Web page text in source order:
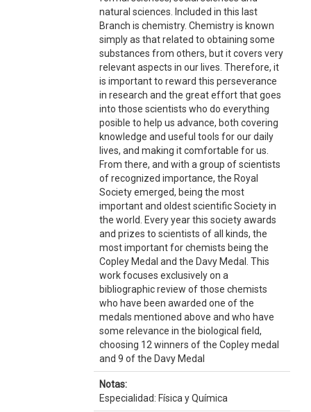
natural sciences. Included in this last
Branch is chemistry. Chemistry is known
simply as that related to obtaining some
substances from others, but it covers very
relevant aspects in our lives. Therefore, it
is important to reward this perseverance
in research and the great effort that goes
into those scientists who do everything
posible to help us advance, both covering
knowledge and useful tools for our daily
lives, and making it comfortable for us.
From there, and with a group of scientists
of recognized importance, the Royal
Society emerged, being the most
important and oldest scientific Society in
the world. Every year this society awards
and prizes to scientists of all kinds, the
most important for chemists being the
Copley Medal and the Davy Medal. This
work focuses exclusively on a
bibliographic review of those chemists
who have been awarded one of the
medals mentioned above and who have
some relevance in the biological field,
choosing 12 winners of the Copley medal
and 9 of the Davy Medal
Notas:
Especialidad: Física y Química